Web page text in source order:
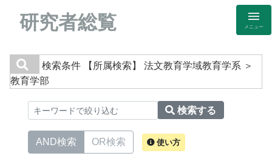
研究者総覧 メニュー
検索条件
【所属検索】 法文教育学域教育学系 ＞
教育学部
検索する
AND検索 OR検索 使い方